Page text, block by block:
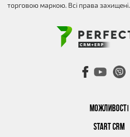
МОЖЛИВОСТІ
START CRM
торговою маркою. Всі права захищені.